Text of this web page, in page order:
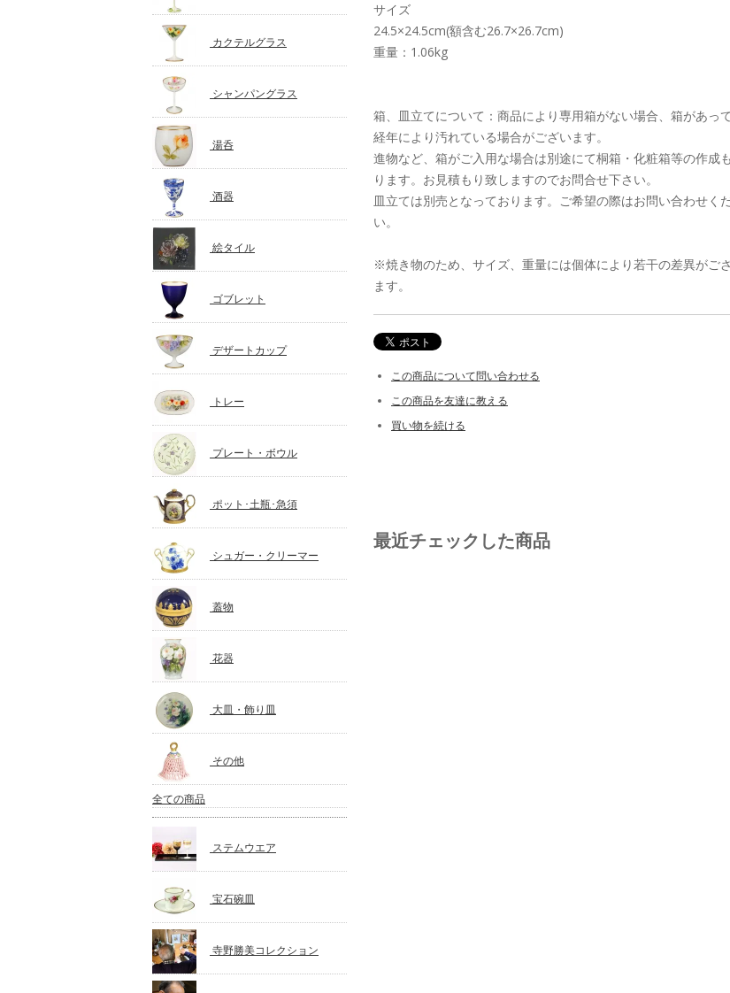
サイズ
24.5×24.5cm(額含む26.7×26.7cm)
重量：1.06kg
箱、皿立てについて：商品により専用箱がない場合、箱があっ
経年により汚れている場合がございます。
進物など、箱がご入用な場合は別途にて桐箱・化粧箱等の作成
ります。お見積もり致しますのでお問合せ下さい。
皿立ては別売となっております。ご希望の際はお問い合わせく
い。
※焼き物のため、サイズ、重量には個体により若干の差異がご
ます。
この商品について問い合わせる
この商品を友達に教える
買い物を続ける
最近チェックした商品
カクテルグラス
シャンパングラス
湯呑
酒器
絵タイル
ゴブレット
デザートカップ
トレー
プレート・ボウル
ポット･土瓶･急須
シュガー・クリーマー
蓋物
花器
大皿・飾り皿
その他
全ての商品
ステムウエア
宝石碗皿
寺野勝美コレクション